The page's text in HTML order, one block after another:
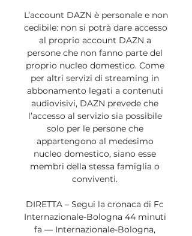
L’account DAZN è personale e non
cedibile: non si potrà dare accesso
al proprio account DAZN a
persone che non fanno parte del
proprio nucleo domestico. Come
per altri servizi di streaming in
abbonamento legati a contenuti
audiovisivi, DAZN prevede che
l’accesso al servizio sia possibile
solo per le persone che
appartengono al medesimo
nucleo domestico, siano esse
membri della stessa famiglia o
conviventi.
DIRETTA – Segui la cronaca di Fc
Internazionale-Bologna 44 minuti
fa — Internazionale-Bologna,